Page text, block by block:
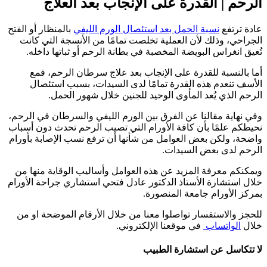
عادة ترتفع نسبة الحمل بعد استئصال الورم الليفي بالمنظار أو الفتح
الجراحي، وذلك لأن العملية تخلصت تمامًا من الأنسجة التي كانت
تُعيق انغراس البويضة المخصبة في بطانة الرحم أو ثباتها داخله.
أما بالنسبة للقدرة على الإنجاب بعد علاج سرطان الرحم، فمع
الأسف تنعدم هذه القدرة تمامًا لدى السيدات، بسبب استئصال
الرحم الذي يُعد المأوى الوحيد للجنين خلال شهور الحمل.
وفي نهاية مقالنا عن الفرق بين الورم الليفي والسرطان في الرحم،
نحيطكم علمًا بأن كافة الأورام التي تصيب الرحم تحدث دون أسباب
واضحة، ولكن بعض العوامل من شأنها أن ترفع نسب الإصابة بأورام
الرحم لدى بعض السيدات.
ويمكنكم معرفة المزيد عن هذه العوامل وأساليب الوقاية منها من
خلال استشارة الأستاذ الدكتور عادل فتحي استشاري جراحة الأورام
بمركز الأورام جامعة المنصورة.
للحجز والاستفسار تواصلوا معنا من خلال الأرقام الموضحة او من
خلال الواتساب في موقعنا الإلكتروني.
لا تتكاسل عن استشارة الطبيب